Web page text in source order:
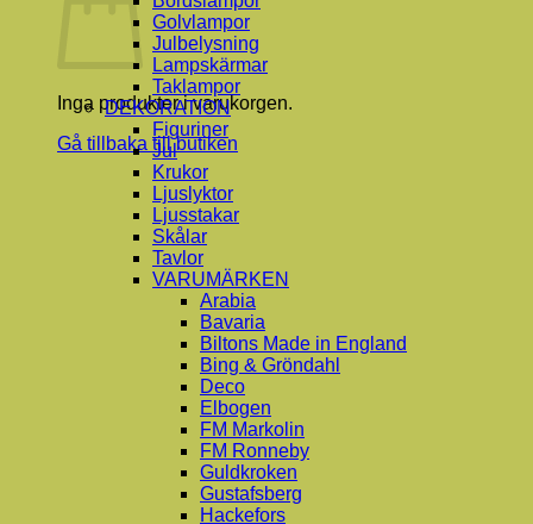
Inga produkter i varukorgen.
Gå tillbaka till butiken
Golvlampor
Julbelysning
Lampskärmar
Taklampor
DEKORATION
Figuriner
Jul
Krukor
Ljuslyktor
Ljusstakar
Skålar
Tavlor
VARUMÄRKEN
Arabia
Bavaria
Biltons Made in England
Bing & Gröndahl
Deco
Elbogen
FM Markolin
FM Ronneby
Guldkroken
Gustafsberg
Hackefors